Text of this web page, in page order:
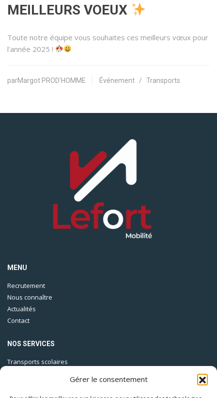
Gérer le consentement
MEILLEURS VOEUX
Toute notre équipe vous souhaites ces meilleurs vœux pour
l'année 2025 !
parMargot PROD'HOMME Événement /Transports
MENU
Recrutement
Nous connaître
Actualités
Contact
NOS SERVICES
Transports scolaires